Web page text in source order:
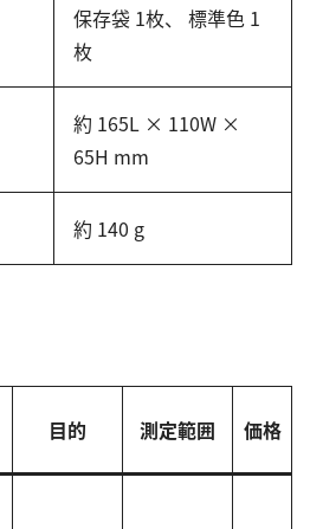
保存袋 1枚、 標準色 1
枚
約 165L × 110W ×
65H mm
約 140 g
目的 測定範囲 価格